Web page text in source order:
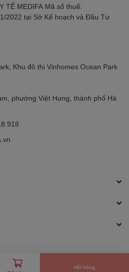
ㅤㅤㅤㅤㅤㅤㅤ Mã số thuế:
2022 tại Sở Kế hoạch và Đầu Tư
Khu đô thị Vinhomes Ocean Park
phường Việt Hưng, thành phố Hà
Hết hàng